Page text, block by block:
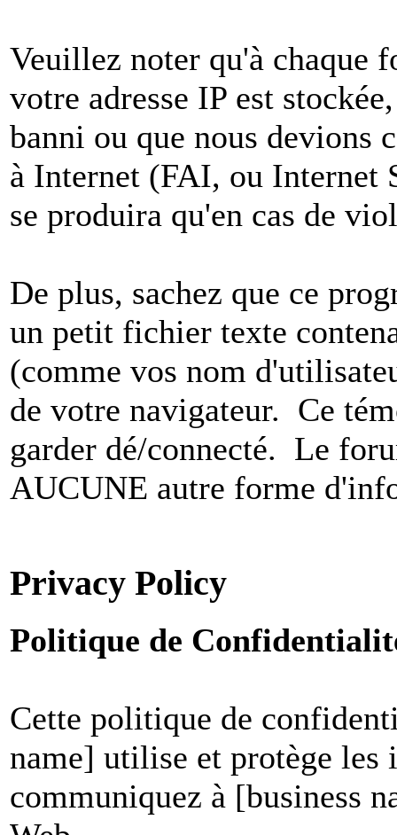
Veuillez noter qu'à chaque
votre adresse IP est
banni ou que nous devions
à Internet (FAI, ou
se produira qu'en cas de
De plus, sachez que ce
un petit fichier texte
(comme vos nom
de votre navigateur. Ce
garder dé/connecté. Le
AUCUNE autre forme
Privacy Policy
Politique de
Cette politique de
name] utilise et protège les
communiquez à [business